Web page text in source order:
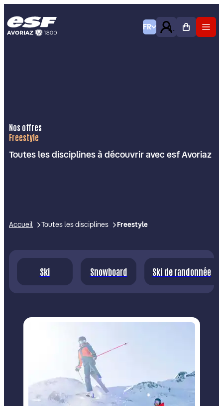
FR
Nos offres
Freestyle
Toutes les disciplines à découvrir avec esf Avoriaz
Accueil Toutes les disciplines Freestyle
Ski Snowboard Ski de randonnée